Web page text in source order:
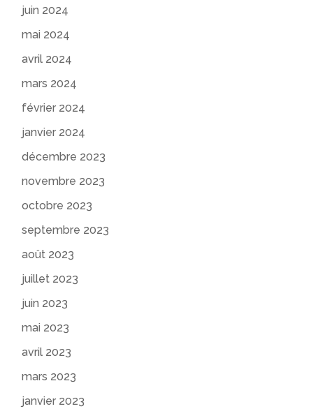
juin 2024
mai 2024
avril 2024
mars 2024
février 2024
janvier 2024
décembre 2023
novembre 2023
octobre 2023
septembre 2023
août 2023
juillet 2023
juin 2023
mai 2023
avril 2023
mars 2023
janvier 2023